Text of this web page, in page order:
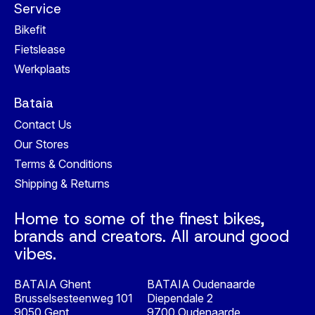
Service
Bikefit
Fietslease
Werkplaats
Bataia
Contact Us
Our Stores
Terms & Conditions
Shipping & Returns
Home to some of the finest bikes,
brands and creators. All around good
vibes.
BATAIA Ghent
Brusselsesteenweg 101
BATAIA Oudenaarde
Diependale 2